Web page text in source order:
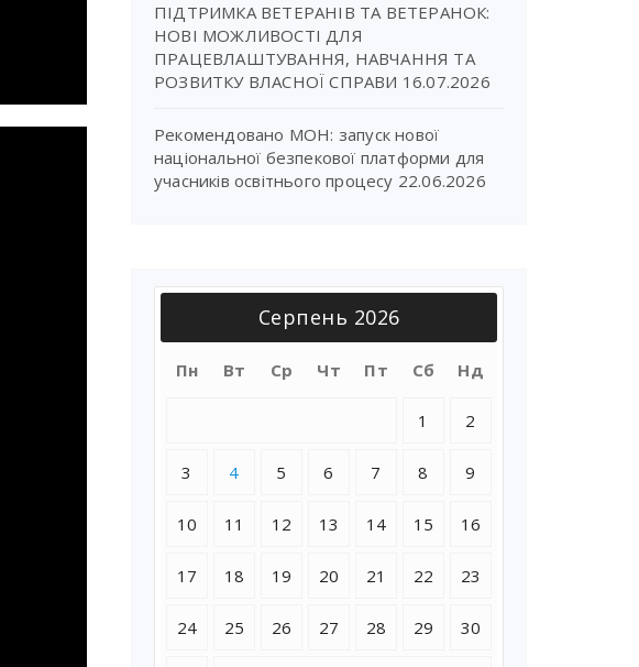
ПІДТРИМКА ВЕТЕРАНІВ ТА ВЕТЕРАНОК:
НОВІ МОЖЛИВОСТІ ДЛЯ
ПРАЦЕВЛАШТУВАННЯ, НАВЧАННЯ ТА
РОЗВИТКУ ВЛАСНОЇ СПРАВИ 16.07.2026
Рекомендовано МОН: запуск нової
національної безпекової платформи для
учасників освітнього процесу 22.06.2026
Серпень 2026
Пн Вт Ср Чт Пт Сб Нд
1 2
3 4 5 6 7 8 9
10 11 12 13 14 15 16
17 18 19 20 21 22 23
24 25 26 27 28 29 30